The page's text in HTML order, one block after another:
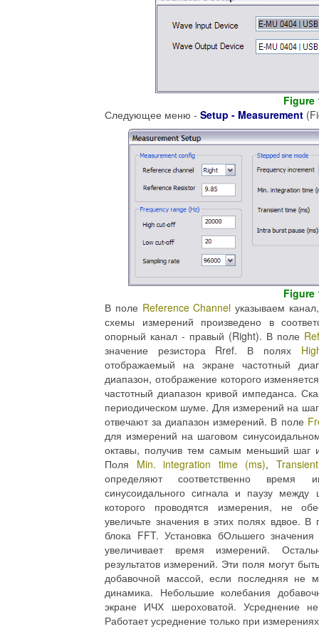
Figure
Следующее меню - Setup - Measurement
Figure
В поле Reference Channel указываем
схемы измерений произведено в
опорный канал - правый (Right). В поле
значение резистора Rref. В полях
отображаемый на экране частотный
диапазон, отображение которого
частотный диапазон кривой импеданса.
периодическом шуме. Для измерений на
отвечают за диапазон измерений. В поле
для измерений на шаговом
октавы, получив тем самым меньший шаг
Поля Min. integration time (ms),
определяют соответственно время
синусоидального сигнала и паузу
которого проводятся измерения, не
увеличьте значения в этих полях вдвое.
блока FFT. Установка бОльшего
увеличивает время измерений.
результатов измерений. Эти поля могут
добавочной массой, если последняя не
динамика. Небольшие колебания
экране ИЧХ шероховатой. Усреднение
Работает усреднение только при